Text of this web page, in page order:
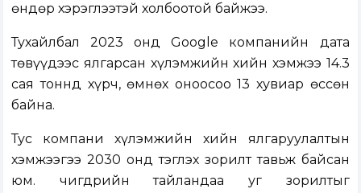
өндөр хэрэглээтэй холбоотой байжээ.
Тухайлбал 2023 онд Google компанийн дата
төвүүдээс ялгарсан хүлэмжийн хийн хэмжээ 14.3
сая тоннд хүрч, өмнөх оноосоо 13 хувиар өссөн
байна.
Тус компани хүлэмжийн хийн ялгаруулалтын
хэмжээгээ 2030 онд тэглэх зорилт тавьж байсан
юм. Өчигдрийн тайландаа уг зорилтыг